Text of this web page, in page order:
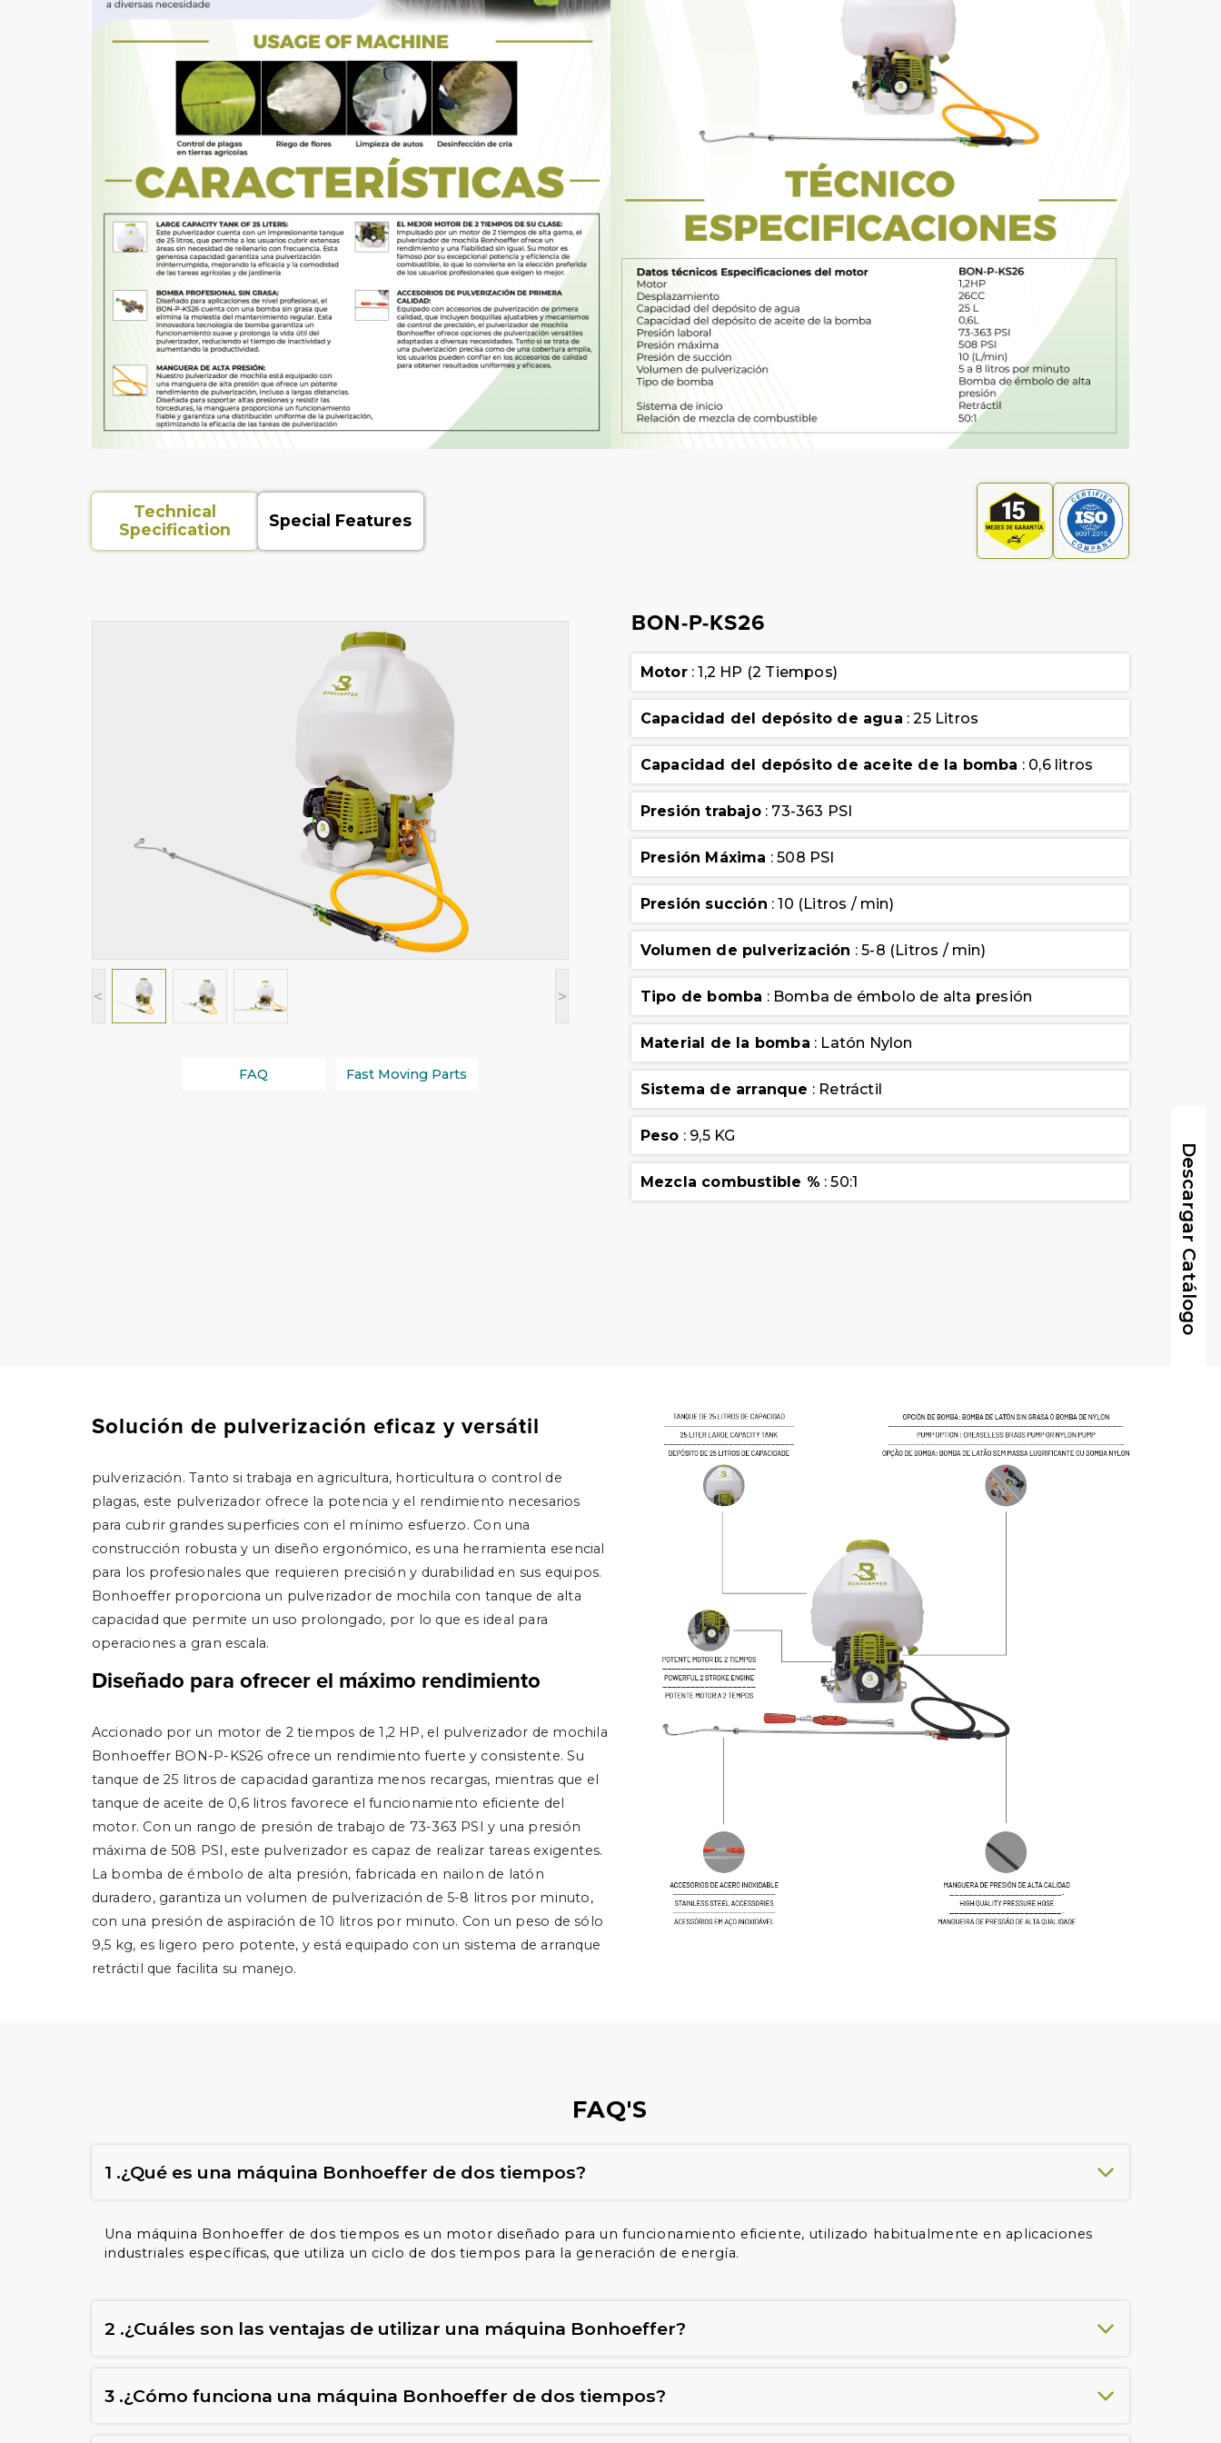
Descargar Catálogo
Technical
Specification
Special Features
< >
FAQ Fast Moving Parts
BON-P-KS26
Motor: 1,2 HP (2 Tiempos)
Capacidad del depósito de agua : 25 Litros
Capacidad del depósito de aceite de la bomba : 0,6 litros
Presión trabajo: 73-363 PSI
Presión Máxima : 508 PSI
Presión succión : 10 (Litros / min)
Volumen de pulverización : 5-8 (Litros / min)
Tipo de bomba : Bomba de émbolo de alta presión
Material de la bomba : Latón Nylon
Sistema de arranque : Retráctil
Peso : 9,5 KG
Mezcla combustible % : 50:1
Solución de pulverización eficaz y versátil
pulverización. Tanto si trabaja en agricultura, horticultura o control de
plagas, este pulverizador ofrece la potencia y el rendimiento necesarios
para cubrir grandes superficies con el mínimo esfuerzo. Con una
construcción robusta y un diseño ergonómico, es una herramienta esencial
para los profesionales que requieren precisión y durabilidad en sus equipos.
Bonhoeffer proporciona un pulverizador de mochila con tanque de alta
capacidad que permite un uso prolongado, por lo que es ideal para
operaciones a gran escala.
Diseñado para ofrecer el máximo rendimiento
Accionado por un motor de 2 tiempos de 1,2 HP, el pulverizador de mochila
Bonhoeffer BON-P-KS26 ofrece un rendimiento fuerte y consistente. Su
tanque de 25 litros de capacidad garantiza menos recargas, mientras que el
tanque de aceite de 0,6 litros favorece el funcionamiento eficiente del
motor. Con un rango de presión de trabajo de 73-363 PSI y una presión
máxima de 508 PSI, este pulverizador es capaz de realizar tareas exigentes.
La bomba de émbolo de alta presión, fabricada en nailon de latón
duradero, garantiza un volumen de pulverización de 5-8 litros por minuto,
con una presión de aspiración de 10 litros por minuto. Con un peso de sólo
9,5 kg, es ligero pero potente, y está equipado con un sistema de arranque
retráctil que facilita su manejo.
FAQ'S
1 .¿Qué es una máquina Bonhoeffer de dos tiempos?
Una máquina Bonhoeffer de dos tiempos es un motor diseñado para un funcionamiento eficiente, utilizado habitualmente en aplicaciones
industriales específicas, que utiliza un ciclo de dos tiempos para la generación de energía.
2 .¿Cuáles son las ventajas de utilizar una máquina Bonhoeffer?
3 .¿Cómo funciona una máquina Bonhoeffer de dos tiempos?